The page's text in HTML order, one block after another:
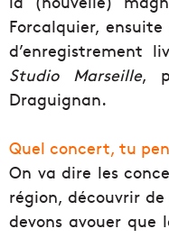
Forcalquier,
d’enregistrement
Studio Marseille,
Draguignan.
Quel concert, tu
On va dire les
région, découvrir
devons avouer que